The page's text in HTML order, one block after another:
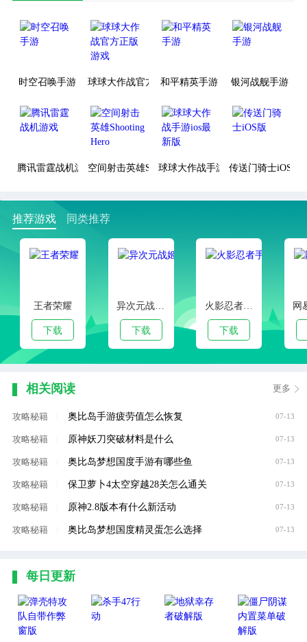
时空召唤手游 球球大作战官方正版游戏
和平精英手游 银河战舰手游
腾讯雷霆战机游戏空间射击英雄Shooting Hero球球大作战手游ios最新版
传送门骑士iOS版
推荐游戏 同类推荐
王者荣耀
下载
异次元战姬手游下载
下载
火影忍者手游
下载
相关阅读 更多
攻略秘籍 奥比岛手游疲劳值怎么恢复 07-13
攻略秘籍 原神妖刀突破材料是什么 07-13
攻略秘籍 奥比岛梦想国度手游有哪些鱼 07-13
攻略秘籍 保卫萝卜4太空穿越28关怎么通关 07-13
攻略秘籍 原神2.8版本有什么新活动 07-13
攻略秘籍 奥比岛梦想国度精灵蛋怎么选择 07-13
每日更新